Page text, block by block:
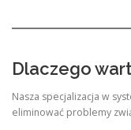
Dlaczego
Nasza specjalizacja w
eliminować problemy